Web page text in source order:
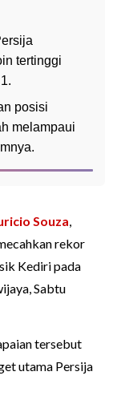
tertinggi
posisi
melampaui
Souza,
rekor
Kediri pada
Sabtu
tersebut
utama Persija